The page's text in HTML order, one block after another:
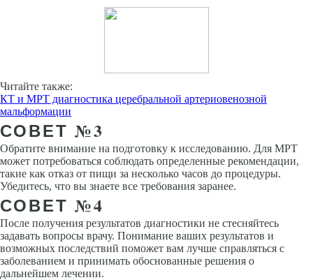
Читайте также:
КТ и МРТ диагностика церебральной артериовенозной
мальформации
СОВЕТ №3
Обратите внимание на подготовку к исследованию. Для МРТ
может потребоваться соблюдать определенные рекомендации,
такие как отказ от пищи за несколько часов до процедуры.
Убедитесь, что вы знаете все требования заранее.
СОВЕТ №4
После получения результатов диагностики не стесняйтесь
задавать вопросы врачу. Понимание ваших результатов и
возможных последствий поможет вам лучше справляться с
заболеванием и принимать обоснованные решения о
дальнейшем лечении.